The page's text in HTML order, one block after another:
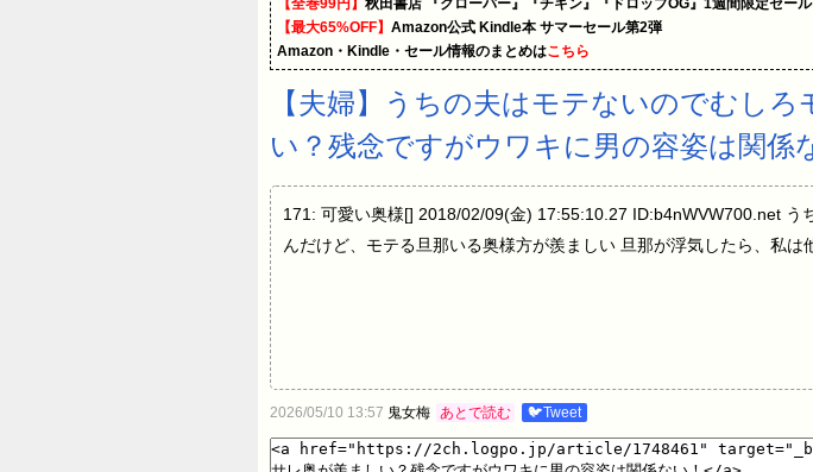
【最大65%OFF】 Amazon公式 Kindle本 サマーセール第2弾
Amazon・Kindle・セール情報のまとめはこちら
【夫婦】うちの夫はモテないのでむし
い？残念ですがウワキに男の容姿は関係
171: 可愛い奥様[] 2018/02/09(金) 17:55:10.27 ID:b4nWVW700.net
んだけど、モテる旦那いる奥様方が羨ましい 旦那が浮気したら、私は
2026/05/10 13:57 鬼女梅 あとで読む 🐦Tweet